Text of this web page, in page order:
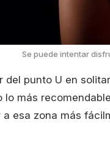
Se puede intentar
del punto U en
lo más
esa zona más